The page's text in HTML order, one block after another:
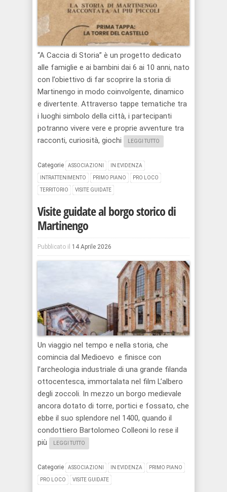
“A Caccia di Storia” è un progetto dedicato
alle famiglie e ai bambini dai 6 ai 10 anni, nato
con l’obiettivo di far scoprire la storia di
Martinengo in modo coinvolgente, dinamico
e divertente. Attraverso tappe tematiche tra
i luoghi simbolo della città, i partecipanti
potranno vivere vere e proprie avventure tra
racconti, curiosità, giochi
LEGGI TUTTO
Categorie ASSOCIAZIONI IN EVIDENZA
INTRATTENIMENTO PRIMO PIANO PRO LOCO
TERRITORIO VISITE GUIDATE
Visite guidate al borgo storico di
Martinengo
Pubblicato il 14 Aprile 2026
Un viaggio nel tempo e nella storia, che
comincia dal Medioevo e finisce con
l’archeologia industriale di una grande filanda
ottocentesca, immortalata nel film L’albero
degli zoccoli. In mezzo un borgo medievale
ancora dotato di torre, portici e fossato, che
ebbe il suo splendore nel 1400, quando il
condottiero Bartolomeo Colleoni lo rese il
più
LEGGI TUTTO
Categorie ASSOCIAZIONI IN EVIDENZA PRIMO PIANO
PRO LOCO VISITE GUIDATE